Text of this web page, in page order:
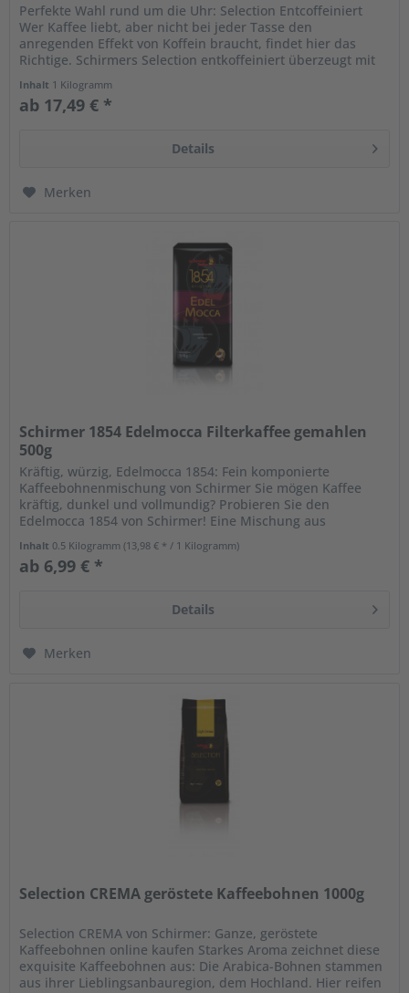
Perfekte Wahl rund um die Uhr: Selection Entcoffeiniert
Wer Kaffee liebt, aber nicht bei jeder Tasse den
anregenden Effekt von Koffein braucht, findet hier das
Richtige. Schirmers Selection entkoffeiniert überzeugt mit
Inhalt 1 Kilogramm
ab 17,49 € *
Details
Merken
Schirmer 1854 Edelmocca Filterkaffee gemahlen
500g
Kräftig, würzig, Edelmocca 1854: Fein komponierte
Kaffeebohnenmischung von Schirmer Sie mögen Kaffee
kräftig, dunkel und vollmundig? Probieren Sie den
Edelmocca 1854 von Schirmer! Eine Mischung aus
Inhalt 0.5 Kilogramm(13,98 € * / 1 Kilogramm)
ab 6,99 € *
Details
Merken
Selection CREMA geröstete Kaffeebohnen 1000g
Selection CREMA von Schirmer: Ganze, geröstete
Kaffeebohnen online kaufen Starkes Aroma zeichnet diese
exquisite Kaffeebohnen aus: Die Arabica-Bohnen stammen
aus ihrer Lieblingsanbauregion, dem Hochland. Hier reifen